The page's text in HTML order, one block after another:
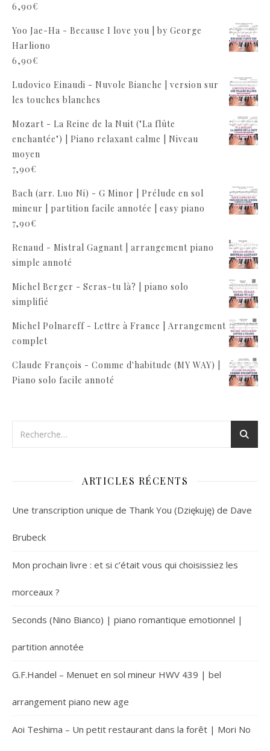
6,90€
Yoo Jae-Ha - Because I love you | by George
Harliono
6,90€
Ludovico Einaudi - Nuvole Bianche | version sur
les touches blanches
Mozart - La Reine de la Nuit ("La flûte
enchantée") | Piano relaxant calme | Niveau
moyen
7,90€
Bach (arr. Luo Ni) - G Minor | Prélude en sol
mineur | partition facile annotée | easy piano
7,90€
Renaud - Mistral Gagnant | arrangement piano
simple annoté
Michel Berger - Seras-tu là? | piano solo
simplifié
Michel Polnareff - Lettre à France | Arrangement
complet
Claude François - Comme d'habitude (MY WAY) |
Piano solo facile annoté
ARTICLES RÉCENTS
Une transcription unique de Thank You (Dziękuję) de Dave
Brubeck
Mon prochain livre : et si c’était vous qui choisissiez les
morceaux ?
Seconds (Nino Bianco) | piano romantique emotionnel |
partition annotée
G.F.Handel – Menuet en sol mineur HWV 439 | bel
arrangement piano new age
Aoi Teshima – Un petit restaurant dans la forêt | Mori No